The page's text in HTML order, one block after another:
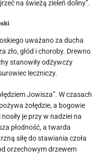
na świeżą zieleń doliny”.
uważano za ducha
zło, głód i choroby. Drewno
stanowiły odżywczy
leczniczy.
Jowisza”. W czasach
żołędzie, a bogowie
je przy w nadziei na
płodność, a twarda
siłę do stawiania czoła
orzechowym drzewem